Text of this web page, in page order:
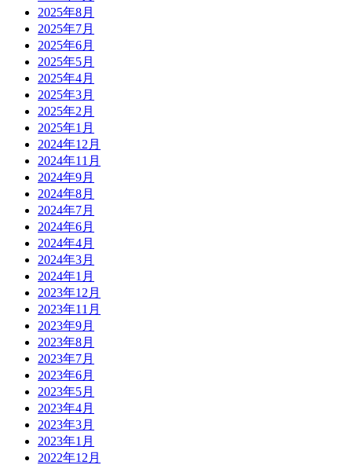
2025年8月
2025年7月
2025年6月
2025年5月
2025年4月
2025年3月
2025年2月
2025年1月
2024年12月
2024年11月
2024年9月
2024年8月
2024年7月
2024年6月
2024年4月
2024年3月
2024年1月
2023年12月
2023年11月
2023年9月
2023年8月
2023年7月
2023年6月
2023年5月
2023年4月
2023年3月
2023年1月
2022年12月